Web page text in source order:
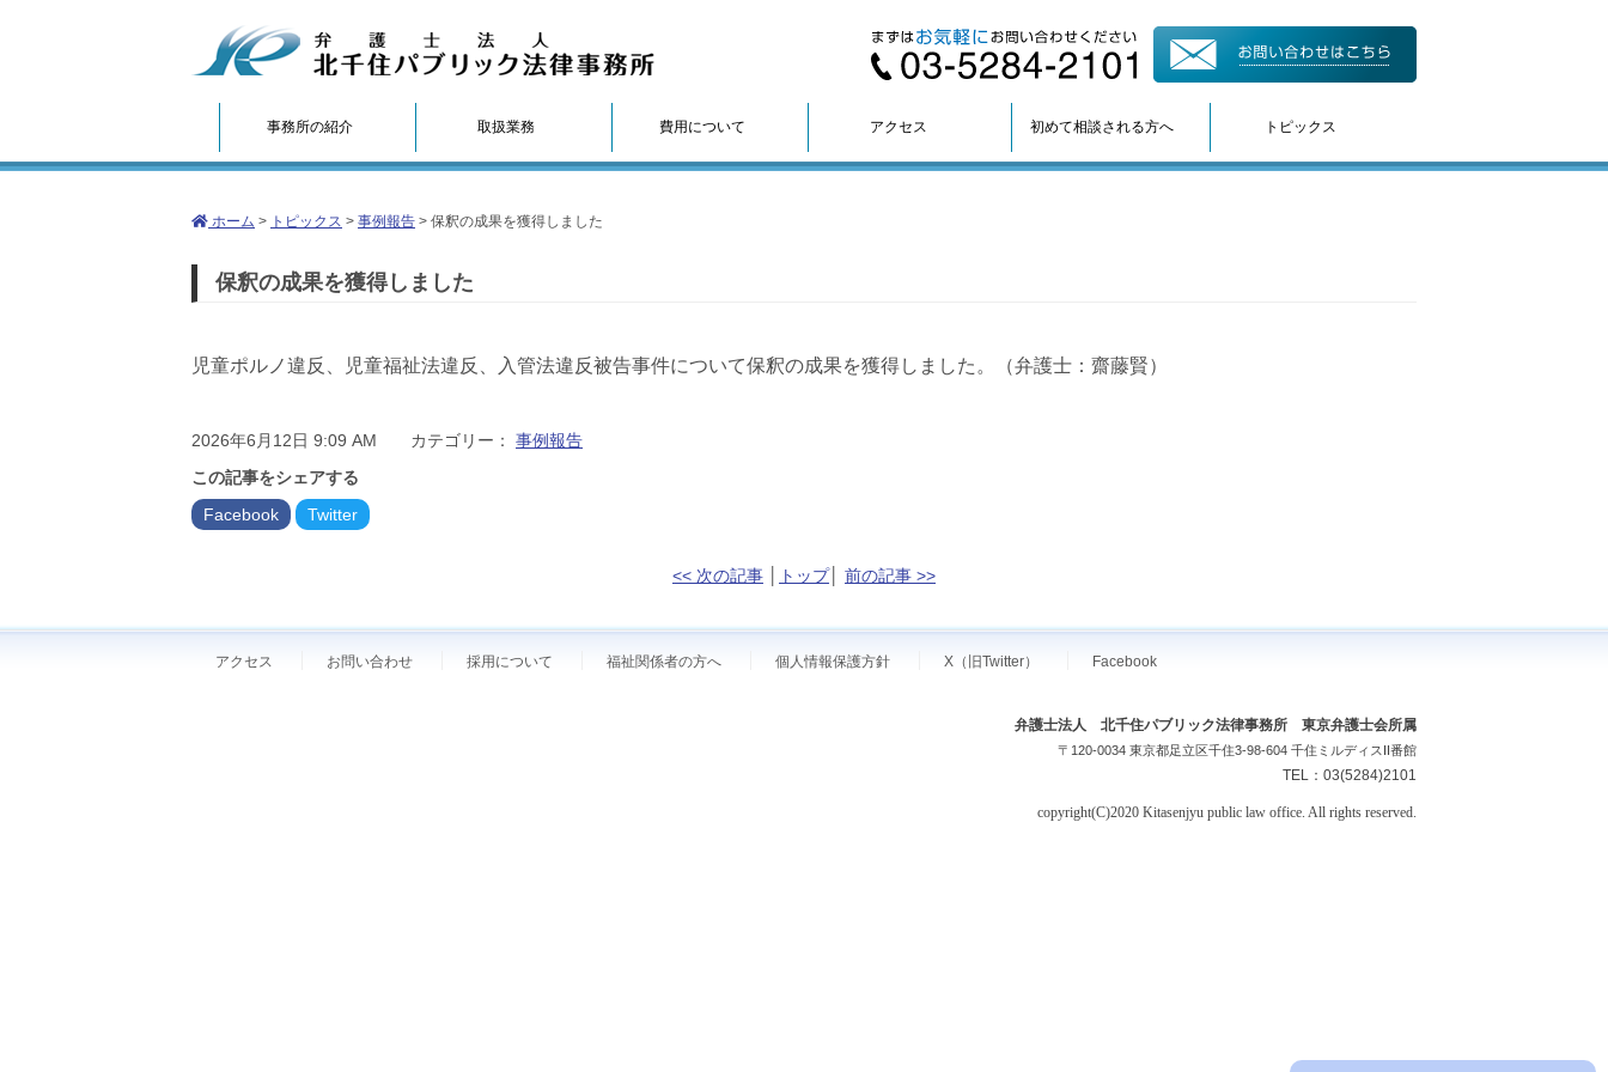
事務所の紹介 取扱業務 費用について アクセス 初めて相談される方へ トピックス
ホーム > トピックス > 事例報告 > 保釈の成果を獲得しました
保釈の成果を獲得しました
児童ポルノ違反、児童福祉法違反、入管法違反被告事件について保釈の成果を獲得しました。（弁護士：齋藤賢）
2026年6月12日 9:09 AM カテゴリー： 事例報告
この記事をシェアする
Facebook
Twitter
<< 次の記事 トップ│ 前の記事 >>
アクセス お問い合わせ 採用について 福祉関係者の方へ 個人情報保護方針 X（旧Twitter） Facebook
弁護士法人 北千住パブリック法律事務所 東京弁護士会所属
〒120-0034 東京都足立区千住3-98-604 千住ミルディスII番館
TEL：03(5284)2101
copyright(C)2020 Kitasenjyu public law office. All rights reserved.